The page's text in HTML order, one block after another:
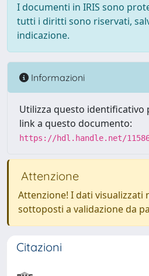
I documenti in IRIS sono
tutti i diritti sono riservati,
indicazione.
Informazioni
Utilizza questo identificativo
link a questo documento:
https://hdl.handle.net/
Attenzione
Attenzione! I dati visualizzati
sottoposti a validazione da
Citazioni